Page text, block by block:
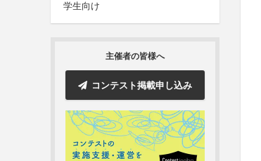
学生向け
主催者の皆様へ
コンテスト掲載申し込み